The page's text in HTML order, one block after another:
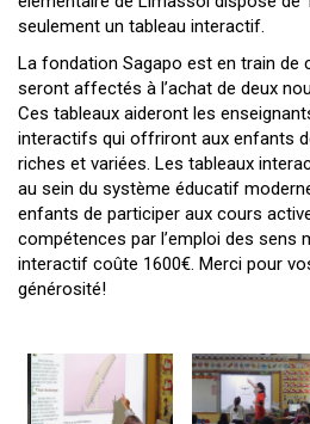
seulement un tableau interactif.
La fondation Sagapo est en train de
seront affectés à l’achat de deux
Ces tableaux aideront les
interactifs qui offriront aux enfants
riches et variées. Les tableaux
au sein du système éducatif
enfants de participer aux cours
compétences par l’emploi des sens
interactif coûte 1600€. Merci pour
générosité!